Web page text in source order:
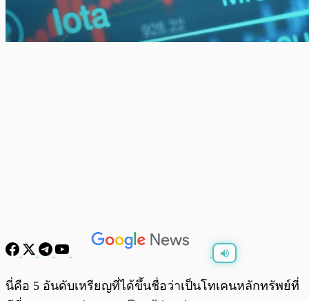
พร้อมเล่น 0:00/ 0:00
นี่คือ 5 อันดับเหรียญที่ได้ขึ้นชื่อว่าเป็นโทเคนหลักทรัพย์ที่